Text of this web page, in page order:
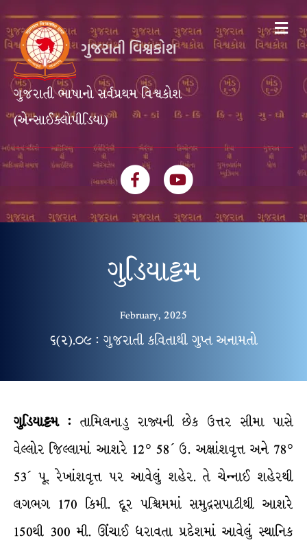
ગુજરાતી ભાષાનો સર્વપ્રથમ વિશ્વકોશ
(એન્સાઈક્લોપીડિયા)
FacebookYoutube
ગુડિયાટ્ટમ
February, 2025
૬(૨).૦૯ : ગુજરાતી કવિતાથી ગુપ્ત અનામતો
ગુડિયાટ્ટમ : તામિલનાડુ રાજ્યની છેક ઉત્તર સીમા પાસે
વેલ્લોર જિલ્લામાં આશરે 12° 58´ ઉ. અક્ષાંશવૃત્ત અને 78°
53´ પૂ. રેખાંશવૃત્ત પર આવેલું શહેર. તે ચેન્નાઈ શહેરથી
લગભગ 170 કિમી. દૂર પશ્ચિમમાં સમુદ્રસપાટીથી આશરે
150થી 300 મી. ઊંચાઈ ધરાવતા પ્રદેશમાં આવેલું સ્થાનિક